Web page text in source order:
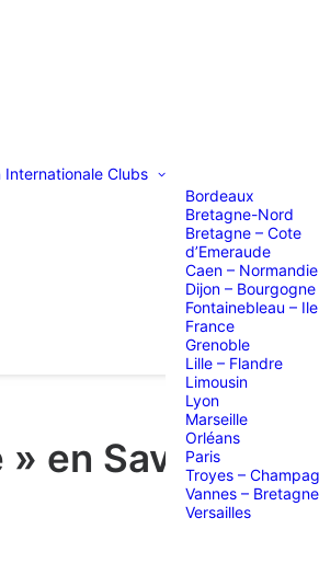
Internationale Clubs
Bordeaux
Bretagne-Nord
Bretagne – Cote
d’Emeraude
Caen – Normandie
Dijon – Bourgogne
Fontainebleau –
France
Grenoble
Lille – Flandre
Limousin
Lyon
Marseille
Orléans
Paris
Troyes –
Vannes –
Versailles
en Savoie